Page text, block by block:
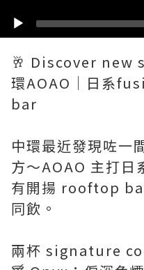
🥂 Discover new
環AOAO｜日系
bar
中環最近發現咗一
方～AOAO 主打
有開揚 rooftop
同飲。
兩杯 signature